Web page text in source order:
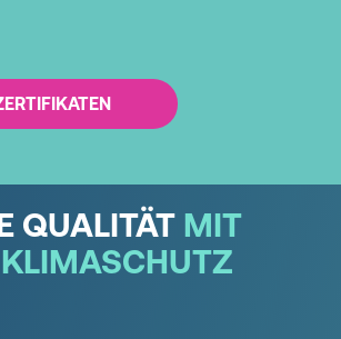
QUALITÄT MIT